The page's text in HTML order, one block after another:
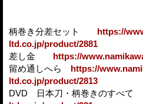
柄巻き分差セット https://
ltd.co.jp/product/2881
差し金 https://
留め通しへら https://
ltd.co.jp/product/2813
DVD 日本刀・柄巻きのすべ